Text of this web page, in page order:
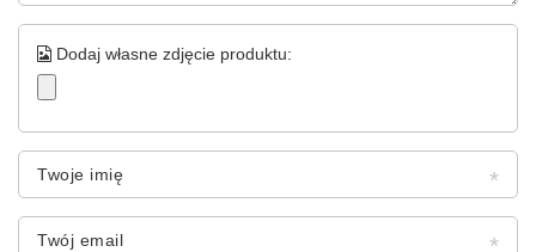
Dodaj własne zdjęcie produktu:
Twoje imię
Twój email